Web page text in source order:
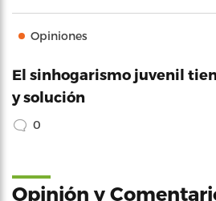
Opiniones
El sinhogarismo juvenil
y solución
0
Opinión y